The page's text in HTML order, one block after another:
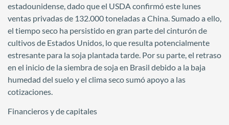
estadounidense, dado que el USDA confirmó este lunes
ventas privadas de 132.000 toneladas a China. Sumado a ello,
el tiempo seco ha persistido en gran parte del cinturón de
cultivos de Estados Unidos, lo que resulta potencialmente
estresante para la soja plantada tarde. Por su parte, el retraso
en el inicio de la siembra de soja en Brasil debido a la baja
humedad del suelo y el clima seco sumó apoyo a las
cotizaciones.
Financieros y de capitales